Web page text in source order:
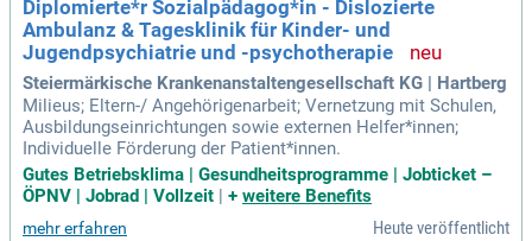
Diplomierte*r Sozialpädagog*in - Dislozierte
Ambulanz & Tagesklinik für Kinder- und
Jugendpsychiatrie und -psychotherapie
Steiermärkische Krankenanstaltengesellschaft KG | Hartberg
Milieus; Eltern-/ Angehörigenarbeit; Vernetzung mit Schulen,
Ausbildungseinrichtungen sowie externen Helfer*innen;
Individuelle Förderung der Patient*innen.
Gutes Betriebsklima | Gesundheitsprogramme | Jobticket –
ÖPNV | Jobrad | Vollzeit | + weitere Benefits
mehr erfahren Heute veröffentlicht